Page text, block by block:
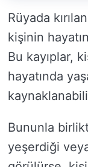
Rüyada
kişinin
Bu kayıplar,
hayatında
Bununla
yeşerdiği